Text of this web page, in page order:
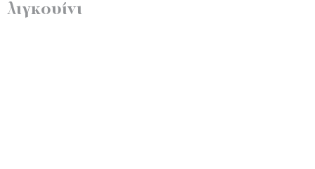
λιγκουίνι